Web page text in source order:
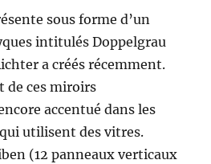
sous forme d’un
intitulés Doppelgrau
a créés récemment.
de ces miroirs
accentué dans les
utilisent des vitres.
(12 panneaux verticaux